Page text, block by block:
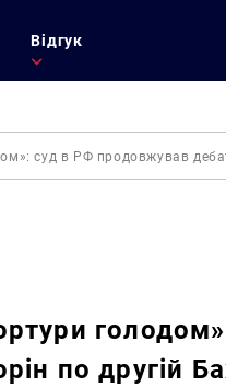
Відгук
суд в РФ продовжував
по другій